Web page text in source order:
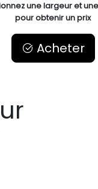
une largeur et
pour obtenir un prix
Acheter